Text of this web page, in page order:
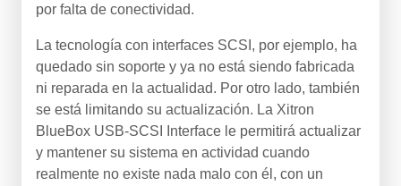
por falta de conectividad.
La tecnología con interfaces SCSI, por ejemplo, ha
quedado sin soporte y ya no está siendo fabricada
ni reparada en la actualidad. Por otro lado, también
se está limitando su actualización. La Xitron
BlueBox USB-SCSI Interface le permitirá actualizar
y mantener su sistema en actividad cuando
realmente no existe nada malo con él, con un